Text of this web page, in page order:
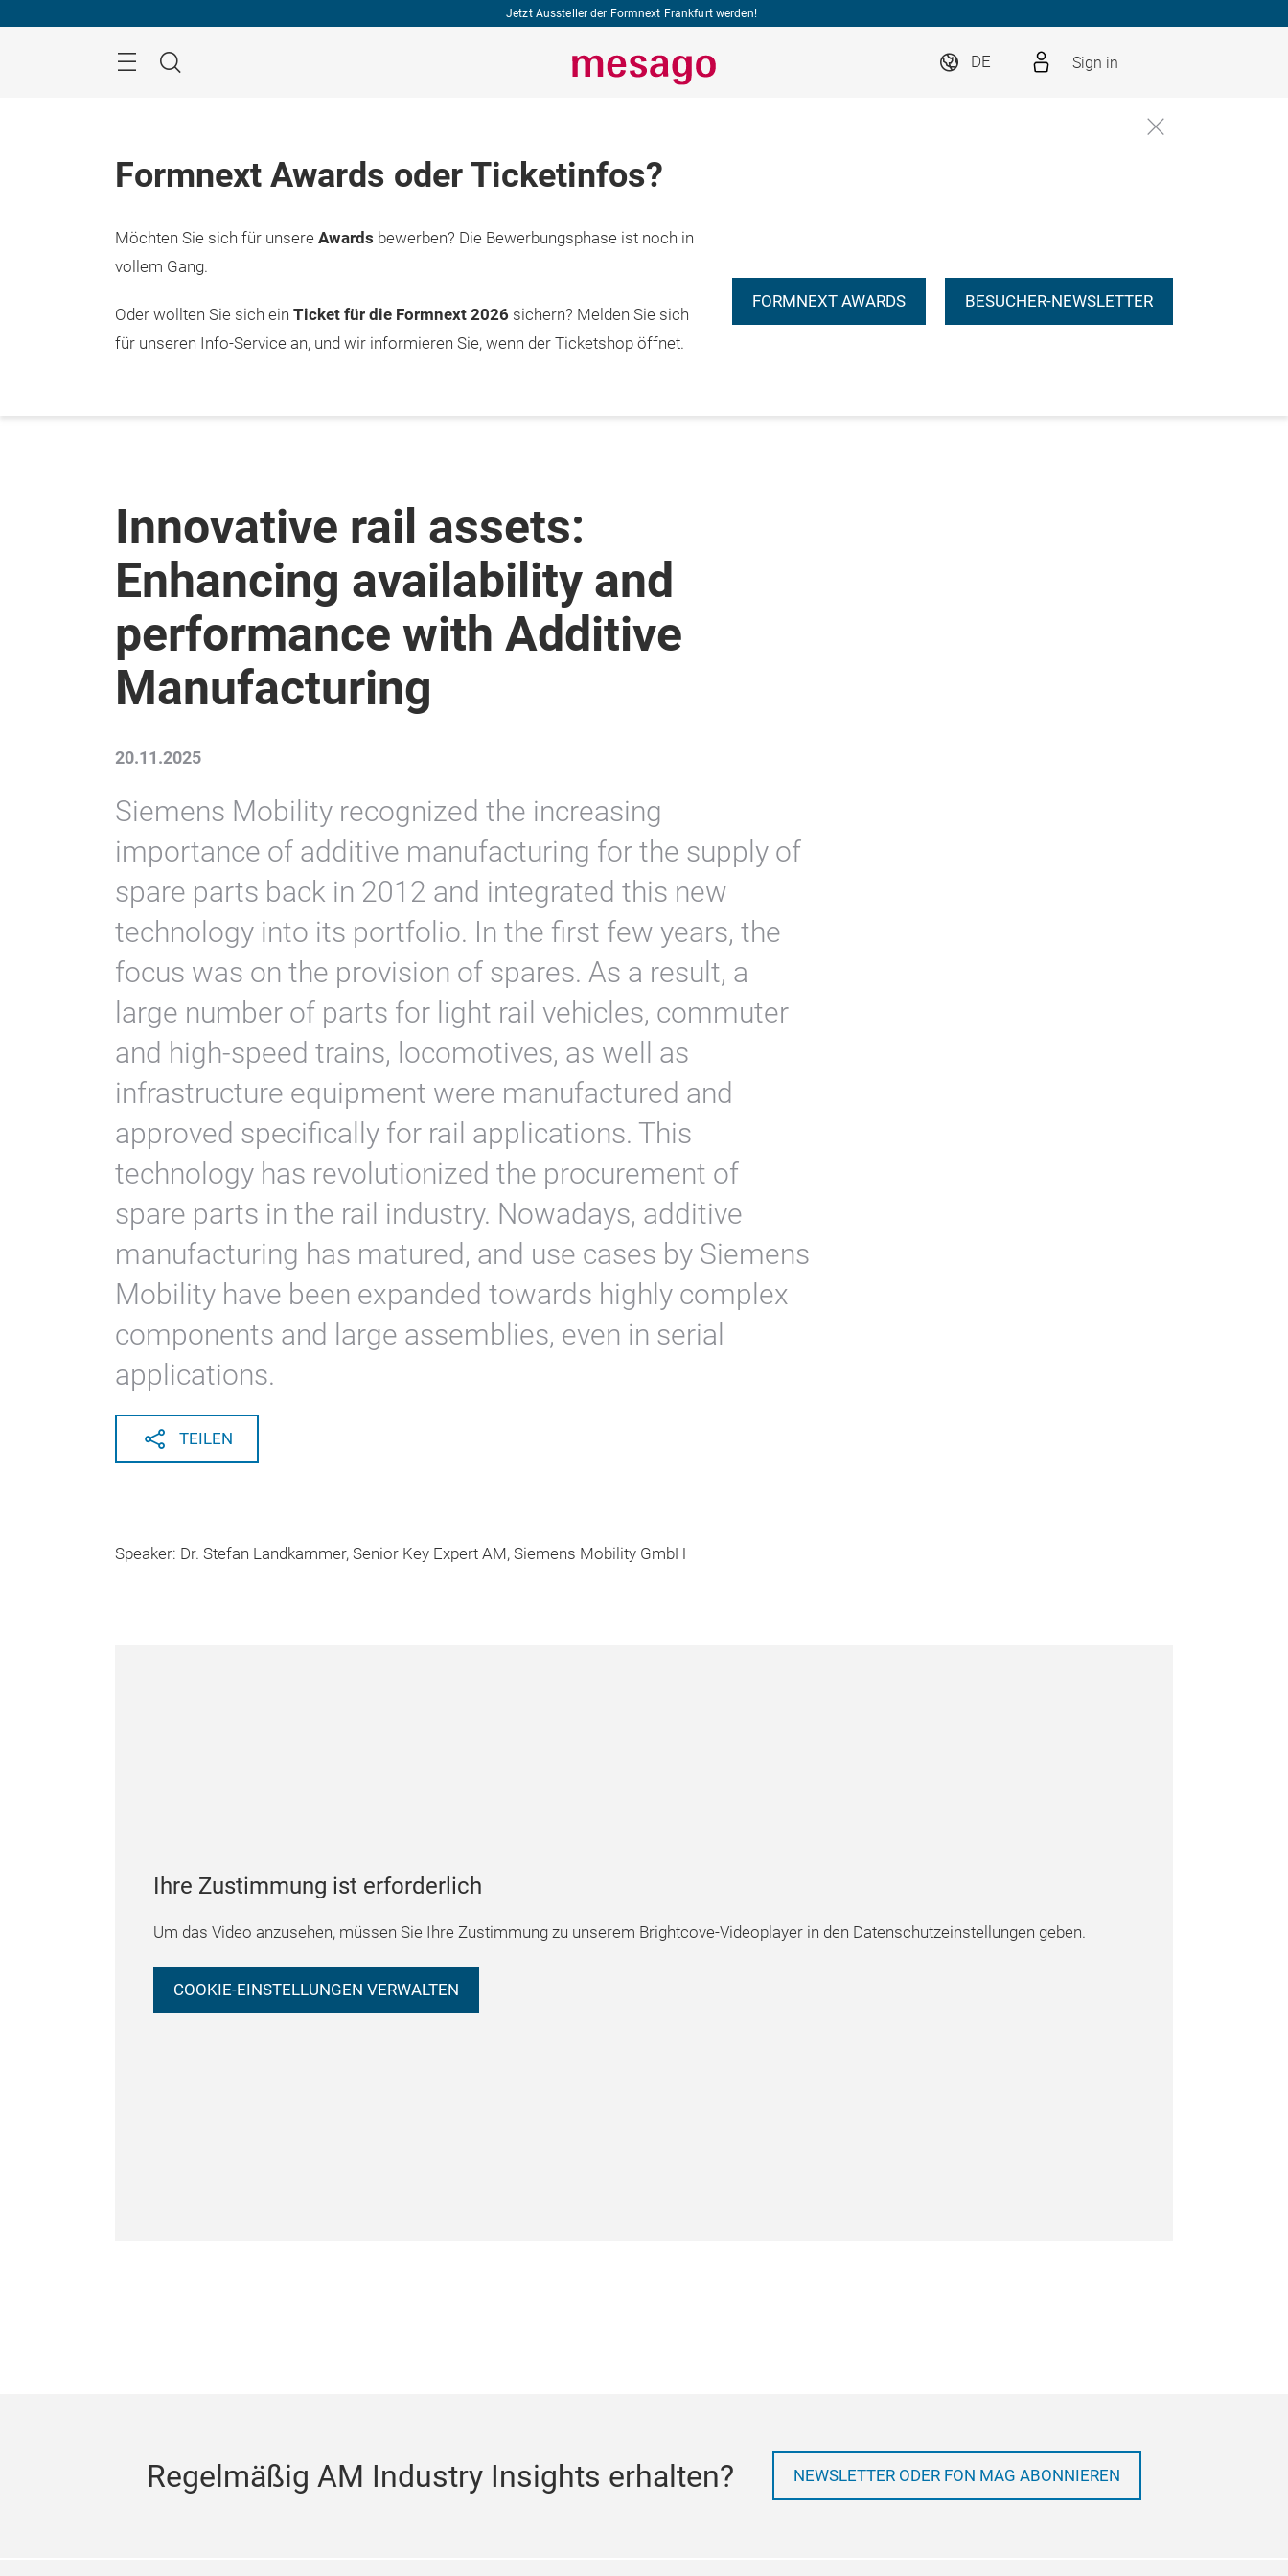
Jetzt Aussteller der Formnext Frankfurt werden!
Suche
DE Sign in
Formnext Awards oder Ticketinfos?
Möchten Sie sich für unsere Awards bewerben? Die Bewerbungsphase ist noch in
vollem Gang.
Oder wollten Sie sich ein Ticket für die Formnext 2026 sichern? Melden Sie sich
für unseren Info-Service an, und wir informieren Sie, wenn der Ticketshop öffnet.
FORMNEXT AWARDS BESUCHER-NEWSLETTER
Innovative rail assets:
Enhancing availability and
performance with Additive
Manufacturing
20.11.2025
Siemens Mobility recognized the increasing
importance of additive manufacturing for the supply of
spare parts back in 2012 and integrated this new
technology into its portfolio. In the first few years, the
focus was on the provision of spares. As a result, a
large number of parts for light rail vehicles, commuter
and high-speed trains, locomotives, as well as
infrastructure equipment were manufactured and
approved specifically for rail applications. This
technology has revolutionized the procurement of
spare parts in the rail industry. Nowadays, additive
manufacturing has matured, and use cases by Siemens
Mobility have been expanded towards highly complex
components and large assemblies, even in serial
applications.
TEILEN
Speaker: Dr. Stefan Landkammer, Senior Key Expert AM, Siemens Mobility GmbH
Ihre Zustimmung ist erforderlich
Um das Video anzusehen, müssen Sie Ihre Zustimmung zu unserem Brightcove-Videoplayer in den Datenschutzeinstellungen geben.
COOKIE-EINSTELLUNGEN VERWALTEN
Regelmäßig AM Industry Insights erhalten? NEWSLETTER ODER FON MAG ABONNIEREN